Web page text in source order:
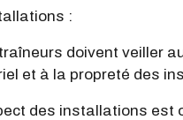
:
doivent veiller
et à la propreté des
des installations est